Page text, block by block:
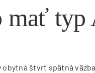
typ
štvrť spätná